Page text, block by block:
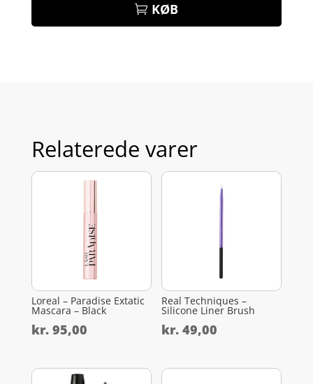
KØB
Relaterede varer
Loreal – Paradise Extatic
Mascara – Black
kr.95,00
Real Techniques –
Silicone Liner Brush
kr. 49,00